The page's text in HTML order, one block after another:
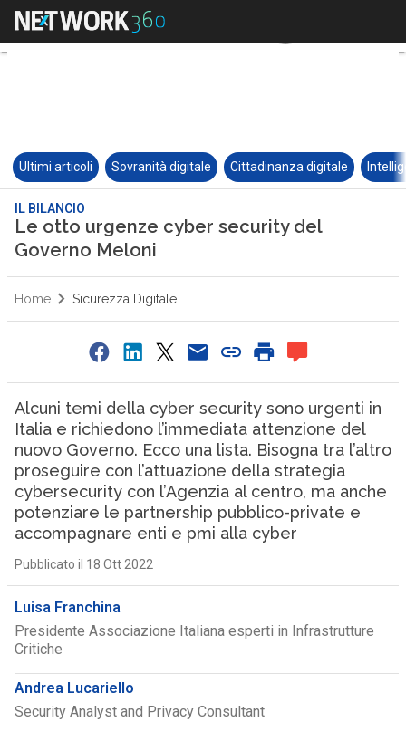
Ultimi articoli Sovranità digitale Cittadinanza digitale
IL BILANCIO
Le otto urgenze cyber security del
Governo Meloni
Home Sicurezza Digitale
Alcuni temi della cyber security sono urgenti in
Italia e richiedono l’immediata attenzione del
nuovo Governo. Ecco una lista. Bisogna tra l’altro
proseguire con l’attuazione della strategia
cybersecurity con l’Agenzia al centro, ma anche
potenziare le partnership pubblico-private e
accompagnare enti e pmi alla cyber
Pubblicato il 18 Ott 2022
Luisa Franchina
Presidente Associazione Italiana esperti in Infrastrutture
Critiche
Andrea Lucariello
Security Analyst and Privacy Consultant